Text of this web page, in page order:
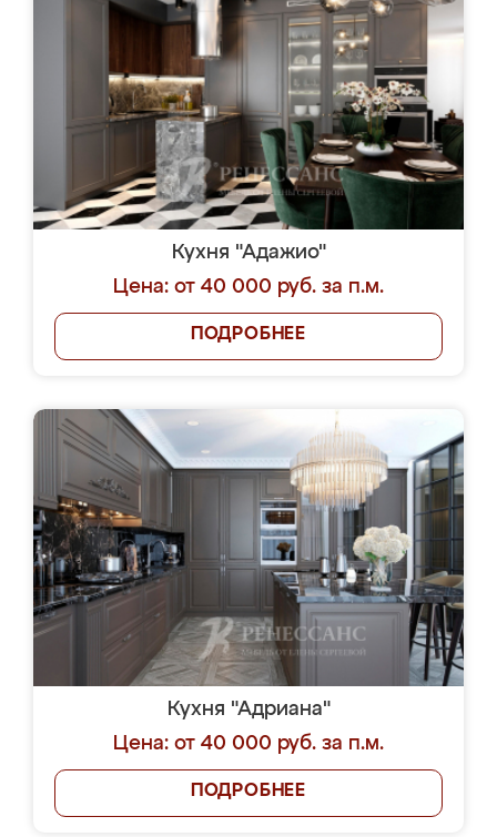
Кухня "Адажио"
Цена: от 40 000 руб. за п.м.
ПОДРОБНЕЕ
Кухня "Адриана"
Цена: от 40 000 руб. за п.м.
ПОДРОБНЕЕ